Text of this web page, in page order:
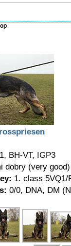
BH-VT, IGP3
dobry (very good)
1. class 5VQ1/
0/0, DNA, DM